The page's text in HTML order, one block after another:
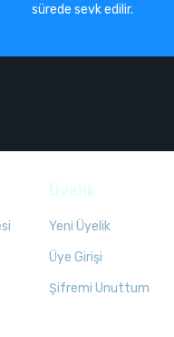
sürede sevk edilir.
Yeni Üyelik
Üye Girişi
Şifremi Unuttum